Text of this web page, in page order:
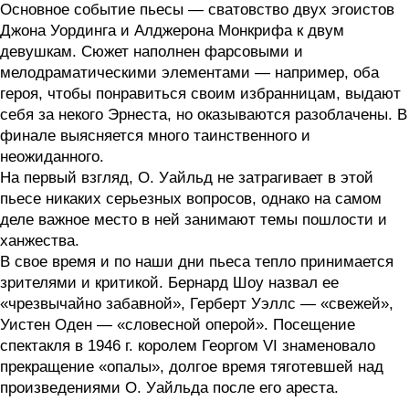
Основное событие пьесы — сватовство двух эгоистов
Джона Уординга и Алджерона Монкрифа к двум
девушкам. Сюжет наполнен фарсовыми и
мелодраматическими элементами — например, оба
героя, чтобы понравиться своим избранницам, выдают
себя за некого Эрнеста, но оказываются разоблачены. В
финале выясняется много таинственного и
неожиданного.
На первый взгляд, О. Уайльд не затрагивает в этой
пьесе никаких серьезных вопросов, однако на самом
деле важное место в ней занимают темы пошлости и
ханжества.
В свое время и по наши дни пьеса тепло принимается
зрителями и критикой. Бернард Шоу назвал ее
«чрезвычайно забавной», Герберт Уэллс — «свежей»,
Уистен Оден — «словесной оперой». Посещение
спектакля в 1946 г. королем Георгом VI знаменовало
прекращение «опалы», долгое время тяготевшей над
произведениями О. Уайльда после его ареста.